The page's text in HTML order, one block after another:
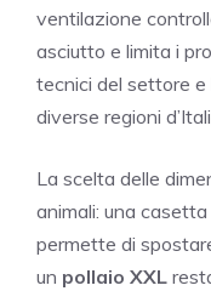
ventilazione
asciutto e limita i
tecnici del settore
diverse regioni
La scelta delle
animali: una
permette di
un pollaio XXL